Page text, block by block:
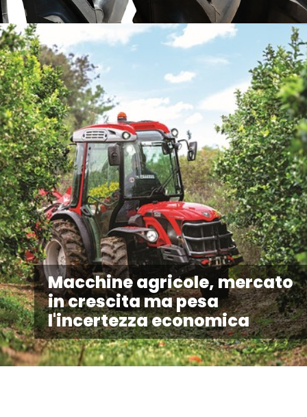
Macchine agricole, mercato
in crescita ma pesa
l'incertezza economica